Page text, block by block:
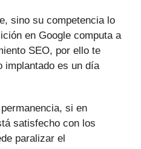
sino su competencia lo
en Google computa a
SEO, por ello te
implantado es un día
si en
satisfecho con los
paralizar el